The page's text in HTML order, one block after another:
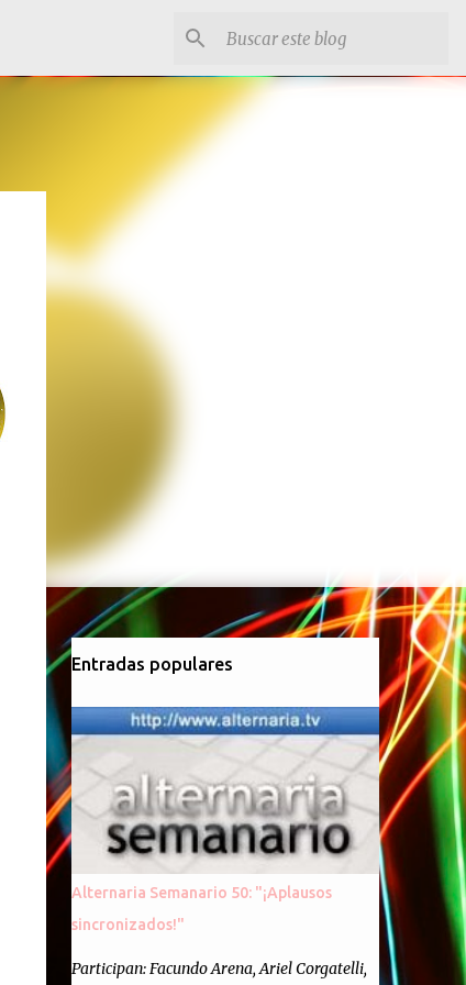
Entradas populares
Alternaria Semanario 50: "¡Aplausos
sincronizados!"
Participan: Facundo Arena, Ariel Corgatelli,